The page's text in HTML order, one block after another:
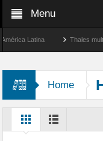
Menu
Latina Thales multiplica
Home